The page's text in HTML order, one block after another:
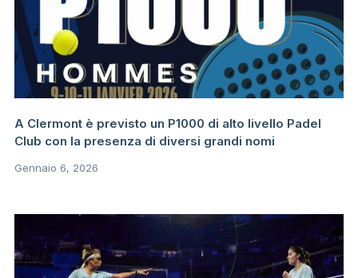
A Clermont è previsto un P1000 di alto livello Padel
Club con la presenza di diversi grandi nomi
Gennaio 6, 2026